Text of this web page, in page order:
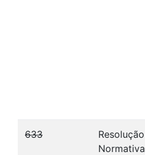
633
Resolução
Normativa